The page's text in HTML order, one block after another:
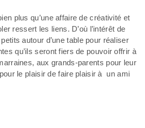
plus qu’une affaire de créativité et
ressert les liens. D’où l’intérêt de
autour d’une table pour réaliser
qu’ils seront fiers de pouvoir offrir à
aux grands-parents pour leur
le plaisir de faire plaisir à un ami